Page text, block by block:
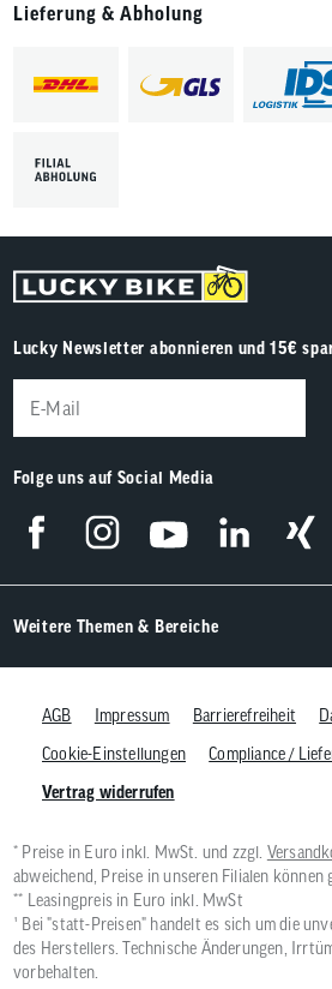
Lieferung & Abholung
Lucky Newsletter abonnieren und 15€
Folge uns auf Social Media
Weitere Themen & Bereiche
AGB Impressum Barrierefreiheit
Cookie-Einstellungen
Compliance /
Vertrag widerrufen
* Preise in Euro inkl. MwSt. und zzgl.
abweichend, Preise in unseren Filialen können
** Leasingpreis in Euro inkl. MwSt
¹ Bei "statt-Preisen" handelt es sich um die
des Herstellers. Technische Änderungen,
vorbehalten.